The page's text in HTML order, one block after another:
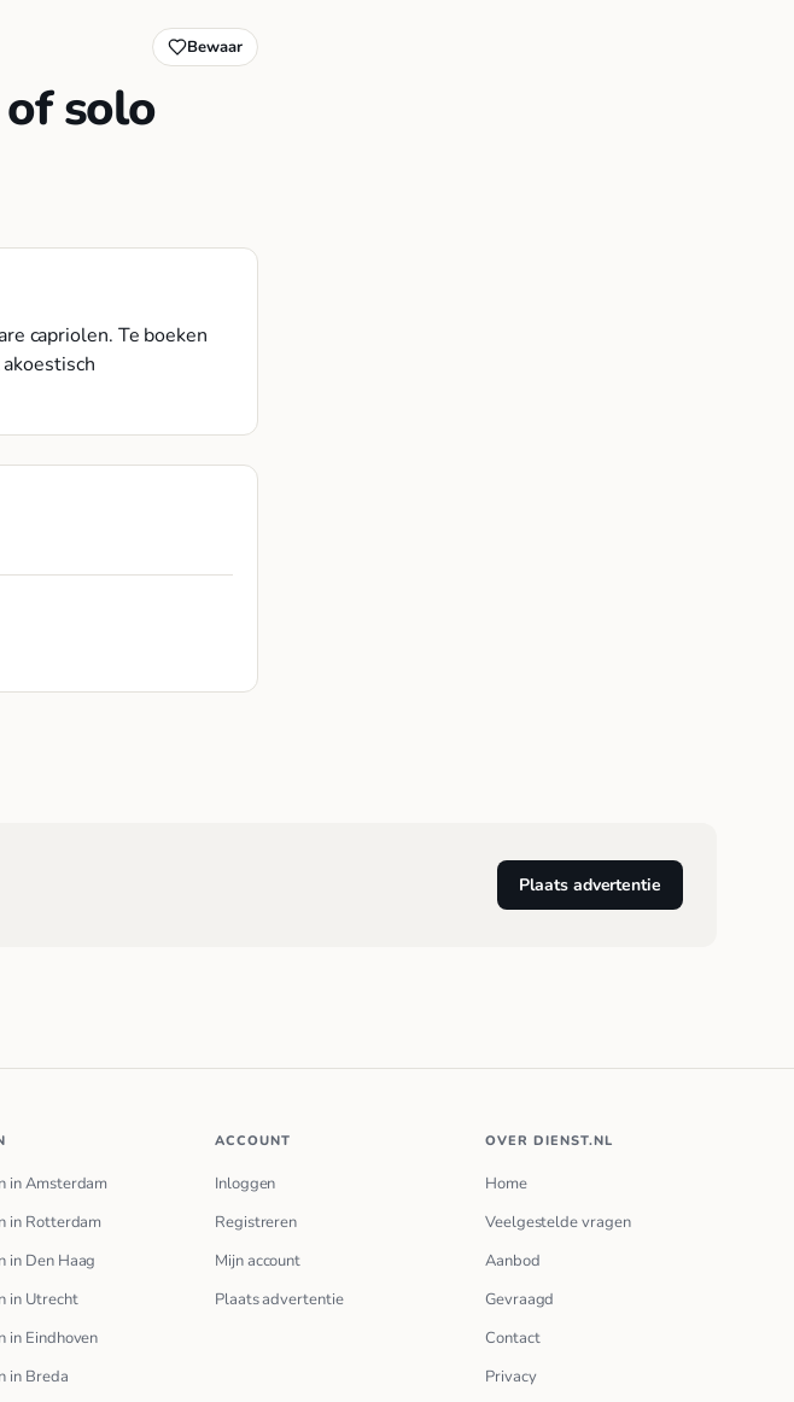
Bewaar
solo
capriolen. Te boeken
Plaats advertentie
in Amsterdam
in Rotterdam
in Den Haag
in Utrecht
in Eindhoven
in Breda
ACCOUNT
Inloggen
Registreren
Mijn account
Plaats advertentie
OVER DIENST.NL
Home
Veelgestelde vragen
Aanbod
Gevraagd
Contact
Privacy